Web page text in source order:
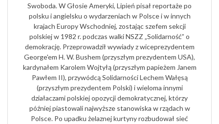
Swoboda. W Głosie Ameryki, Lipień pisał reportaże po
polsku i angielsku o wydarzeniach w Polsce i w innych
krajach Europy Wschodniej, zostając szefem sekcji
polskiej w 1982 r. podczas walki NSZZ „Solidarność” o
demokrację. Przeprowadził wywiady z wiceprezydentem
George'em H. W. Bushem (przyszłym prezydentem USA),
kardynałem Karolem Wojtyłą (przyszłym papieżem Janem
Pawłem II), przywódcą Solidarności Lechem Wałęsą
(przyszłym prezydentem Polski) i wieloma innymi
działaczami polskiej opozycji demokratycznej, którzy
później piastowali najwyższe stanowiska w rządach w
Polsce. Po upadku żelaznej kurtyny rozbudował sieć